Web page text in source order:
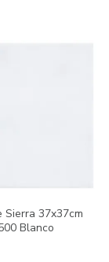
Sierra 37x37cm
Blanco